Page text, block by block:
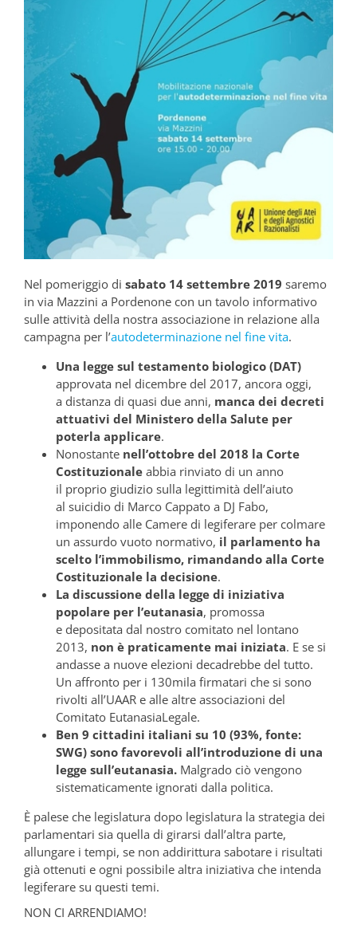
Nel pomeriggio di sabato 14 settembre 2019 saremo
in via Mazzini a Pordenone con un tavolo informativo
sulle attività della nostra associazione in relazione alla
campagna per l’autodeterminazione nel fine vita.
Una legge sul testamento biologico (DAT)
approvata nel dicembre del 2017, ancora oggi,
a distanza di quasi due anni, manca dei decreti
attuativi del Ministero della Salute per
poterla applicare.
Nonostante nell’ottobre del 2018 la Corte
Costituzionale abbia rinviato di un anno
il proprio giudizio sulla legittimità dell’aiuto
al suicidio di Marco Cappato a DJ Fabo,
imponendo alle Camere di legiferare per colmare
un assurdo vuoto normativo, il parlamento ha
scelto l’immobilismo, rimandando alla Corte
Costituzionale la decisione.
La discussione della legge di iniziativa
popolare per l’eutanasia, promossa
e depositata dal nostro comitato nel lontano
2013, non è praticamente mai iniziata. E se si
andasse a nuove elezioni decadrebbe del tutto.
Un affronto per i 130mila firmatari che si sono
rivolti all’UAAR e alle altre associazioni del
Comitato EutanasiaLegale.
Ben 9 cittadini italiani su 10 (93%, fonte:
SWG) sono favorevoli all’introduzione di una
legge sull’eutanasia. Malgrado ciò vengono
sistematicamente ignorati dalla politica.
È palese che legislatura dopo legislatura la strategia dei
parlamentari sia quella di girarsi dall’altra parte,
allungare i tempi, se non addirittura sabotare i risultati
già ottenuti e ogni possibile altra iniziativa che intenda
legiferare su questi temi.
NON CI ARRENDIAMO!